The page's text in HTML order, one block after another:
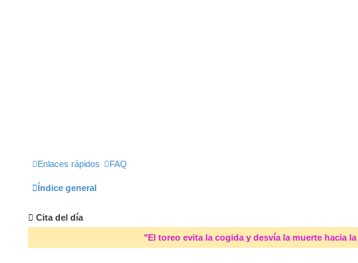
Enlaces rápidos FAQ
Índice general
Cita del día
"El toreo evita la cogida y desvía la muerte hacia